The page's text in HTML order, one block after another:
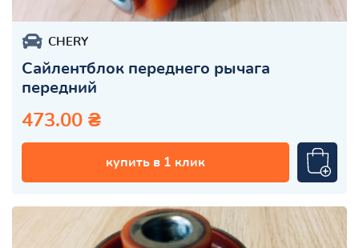
CHERY
Сайлентблок переднего рычага
передний
473.00 ₴
купить в 1 клик